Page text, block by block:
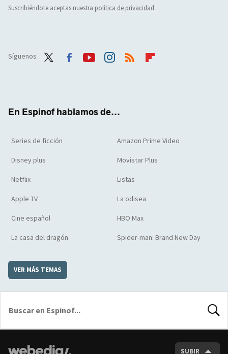
Suscribiéndote aceptas nuestra política de privacidad
Síguenos
En Espinof hablamos de...
Series de ficción Amazon Prime Video
Disney plus Movistar Plus
Netflix Listas
Apple TV La odisea
Cine español HBO Max
La casa del dragón Spider-man: Brand New Day
VER MÁS TEMAS
SUBIR